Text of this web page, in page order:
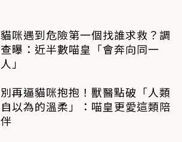
貓咪遇到危險第一個找誰求救？調
查曝：近半數喵皇「會奔向同一
人」
別再逼貓咪抱抱！獸醫點破「人類
自以為的溫柔」：喵皇更愛這類陪
伴